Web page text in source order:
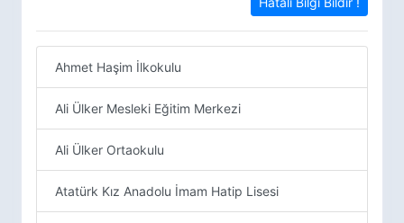
Ahmet Haşim İlkokulu
Ali Ülker Mesleki Eğitim Merkezi
Ali Ülker Ortaokulu
Atatürk Kız Anadolu İmam Hatip Lisesi